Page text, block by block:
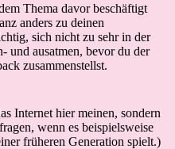
Thema davor beschäftigt
anders zu deinen
sich nicht zu sehr in der
und ausatmen, bevor du der
zusammenstellst.
Internet hier meinen, sondern
wenn es beispielsweise
früheren Generation spielt.)